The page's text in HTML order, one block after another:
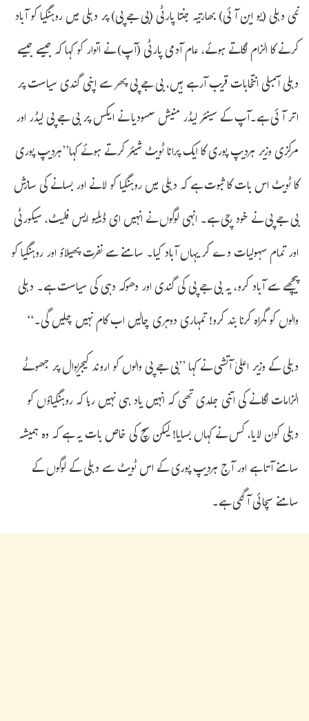
نئی دہلی (یو این آئی) بھارتیہ جنتا پارٹی (بی جے پی) پر دہلی میں روہنگیا کو آباد
کرنے کا الزام لگاتے ہوئے، عام آدمی پارٹی (آپ) نے اتوار کو کہا کہ جیسے جیسے
دہلی اسمبلی انتخابات قریب آرہے ہیں، بی جے پی پھر سے اپنی گندی سیاست پر
اتر آئی ہے۔آپ کے سینئر لیڈر منیش سسودیا نے ایکس پر بی جے پی لیڈر اور
مرکزی وزیر ہردیپ پوری کا ایک پرانا ٹویٹ شیئر کرتے ہوئے کہا’’ہردیپ پوری
کا ٹویٹ اس بات کا ثبوت ہے کہ دہلی میں روہنگیا کو لانے اور بسانے کی سازش
بی جے پی نے خود رچی ہے۔ انہی لوگوں نے انہیں ای ڈبلیو ایس فلیٹ، سیکورٹی
اور تمام سہولیات دے کر یہاں آباد کیا۔ سامنے سے نفرت پھیلاؤ اور روہنگیا کو
پیچھے سے آباد کرو، یہ بی جے پی کی گندی اور دھوکہ دہی کی سیاست ہے۔ دہلی
والوں کو گمراہ کرنا بند کرو! تمہاری دوہری چالیں اب کام نہیں چلیں گی۔‘‘
دہلی کے وزیر اعلیٰ آتشی نے کہا ’’بی جے پی والوں کو اروند کیجریوال پر جھوٹے
الزامات لگانے کی اتنی جلدی تھی کہ انہیں یاد ہی نہیں رہا کہ روہنگیاؤں کو
دہلی کون لایا، کس نے کہاں بسایا! لیکن سچ کی خاص بات یہ ہے کہ وہ ہمیشہ
سامنے آتا ہے اور آج ہردیپ پوری کے اس ٹویٹ سے دہلی کے لوگوں کے
سامنے سچائی آ گئی ہے۔